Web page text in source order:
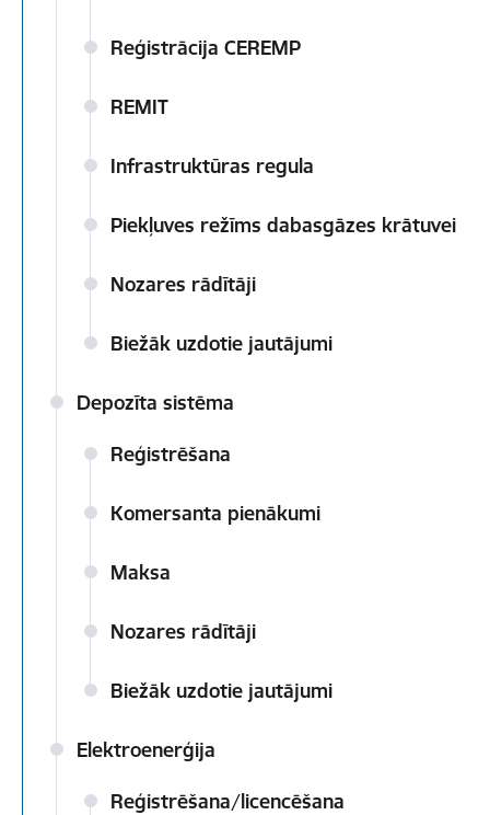
Reģistrācija CEREMP
REMIT
Infrastruktūras regula
Piekļuves režīms dabasgāzes krātuvei
Nozares rādītāji
Biežāk uzdotie jautājumi
Depozīta sistēma
Reģistrēšana
Komersanta pienākumi
Maksa
Nozares rādītāji
Biežāk uzdotie jautājumi
Elektroenerģija
Reģistrēšana/licencēšana